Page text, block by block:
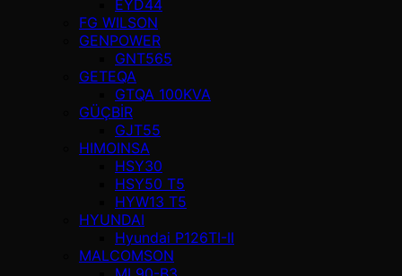
EYD44
FG WILSON
GENPOWER
GNT565
GETEQA
GTQA 100KVA
GÜÇBİR
GJT55
HIMOINSA
HSY30
HSY50 T5
HYW13 T5
HYUNDAI
Hyundai P126TI-II
MALCOMSON